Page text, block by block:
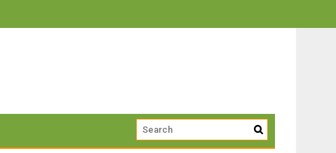
i trwałości